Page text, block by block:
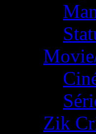
Zik